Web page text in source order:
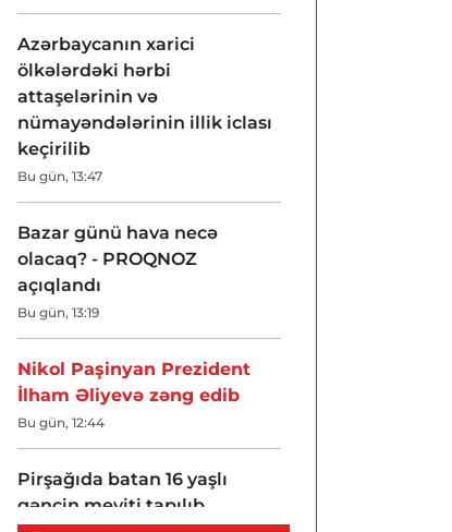
Azərbaycanın xarici
ölkələrdəki hərbi
attaşelərinin və
nümayəndələrinin illik iclası
keçirilib
Bu gün, 13:47
Bazar günü hava necə
olacaq? - PROQNOZ
açıqlandı
Bu gün, 13:19
Nikol Paşinyan Prezident
İlham Əliyevə zəng edib
Bu gün, 12:44
Pirşağıda batan 16 yaşlı
gəncin meyiti tapılıb